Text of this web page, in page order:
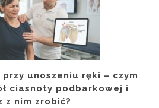
unoszeniu ręki – czym
ciasnoty podbarkowej i
z nim zrobić?